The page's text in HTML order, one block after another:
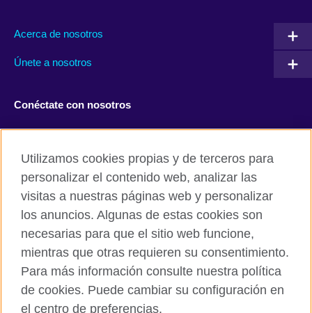
Acerca de nosotros
Únete a nosotros
Conéctate con nosotros
British Council global
Políticas de privacidad y condiciones de uso
Utilizamos cookies propias y de terceros para
personalizar el contenido web, analizar las
visitas a nuestras páginas web y personalizar
los anuncios. Algunas de estas cookies son
necesarias para que el sitio web funcione,
mientras que otras requieren su consentimiento.
Para más información consulte nuestra política
de cookies. Puede cambiar su configuración en
el centro de preferencias.